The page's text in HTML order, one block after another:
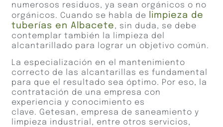
numerosos residuos, ya sean orgánicos o no
orgánicos. Cuando se habla de
limpieza de
tuberías en Albacete, sin duda, se debe
contemplar también la limpieza del
alcantarillado para lograr un objetivo común.
La especialización en el mantenimiento
correcto de las alcantarillas es fundamental
para que el resultado sea óptimo. Por eso, la
contratación de una empresa con
experiencia y conocimiento es
clave. Getesan, empresa de saneamiento y
limpieza industrial, entre otros servicios,